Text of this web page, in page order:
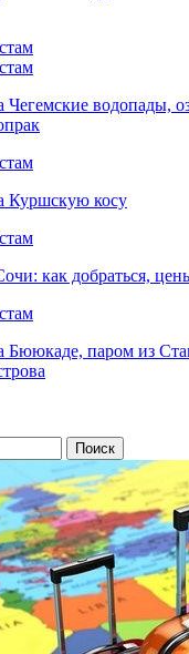
Чегемские водопады,
Куршскую косу
как добраться,
Бююкаде, паром из